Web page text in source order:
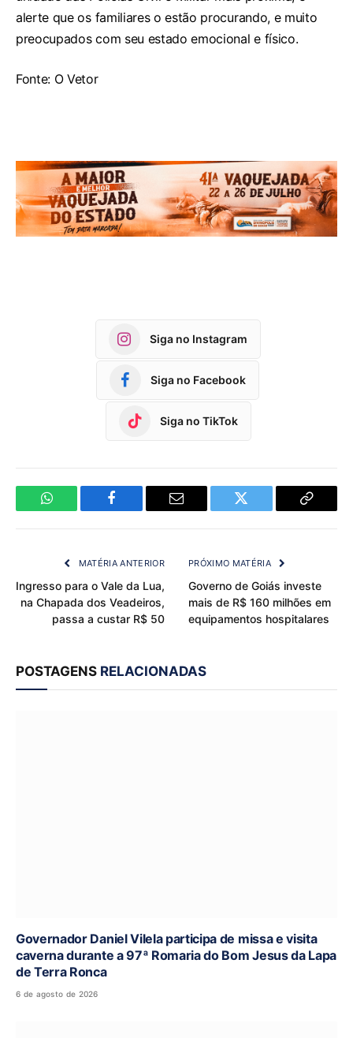
alerte que os familiares o estão procurando, e muito
preocupados com seu estado emocional e físico.
Fonte: O Vetor
Siga no Instagram
Siga no Facebook
Siga no TikTok
WhatsApp Facebook Email Twitter
Copy
MATÉRIA ANTERIOR
Ingresso para o Vale da Lua,
na Chapada dos Veadeiros,
passa a custar R$ 50
PRÓXIMO MATÉRIA
Governo de Goiás investe
mais de R$ 160 milhões em
equipamentos hospitalares
POSTAGENS RELACIONADAS
Governador Daniel Vilela participa de missa e visita
caverna durante a 97ª Romaria do Bom Jesus da Lapa
de Terra Ronca
6 de agosto de 2026